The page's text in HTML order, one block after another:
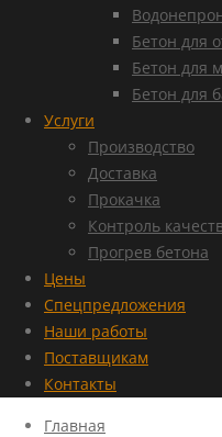
Бетон для
Бетон для
Бетон для
Услуги
Производство
Доставка
Прокачка
Контроль
Прогрев бетона
Цены
Спецпредложения
Наши работы
Поставщикам
Контакты
Главная